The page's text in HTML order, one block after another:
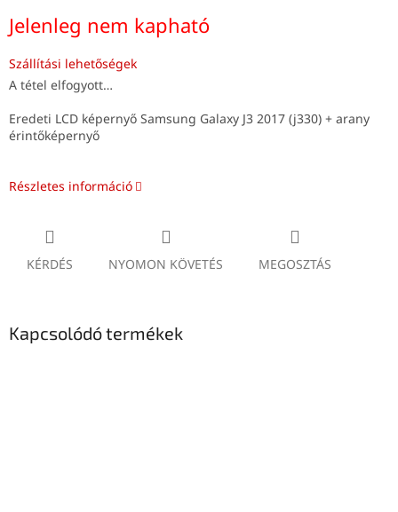
Jelenleg nem kapható
Szállítási lehetőségek
A tétel elfogyott…
Eredeti LCD képernyő Samsung Galaxy J3 2017 (j330) + arany
érintőképernyő
Részletes információ
KÉRDÉS NYOMON KÖVETÉS MEGOSZTÁS
Kapcsolódó termékek